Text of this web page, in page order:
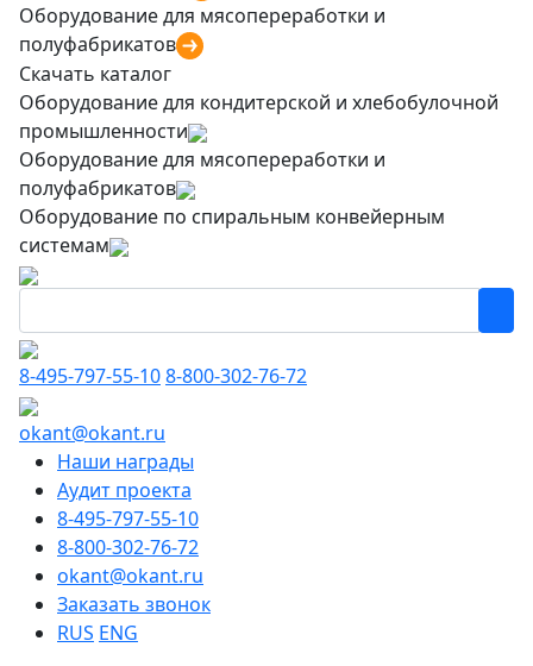
Оборудование для мясопереработки и
полуфабрикатов
Скачать каталог
Оборудование для кондитерской и хлебобулочной
промышленности
Оборудование для мясопереработки и
полуфабрикатов
Оборудование по спиральным конвейерным
системам
8-495-797-55-108-800-302-76-72
okant@okant.ru
Наши награды
Аудит проекта
8-495-797-55-10
8-800-302-76-72
okant@okant.ru
Заказать звонок
RUS ENG